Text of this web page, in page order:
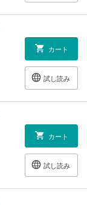
カート
試し読み
カート
試し読み